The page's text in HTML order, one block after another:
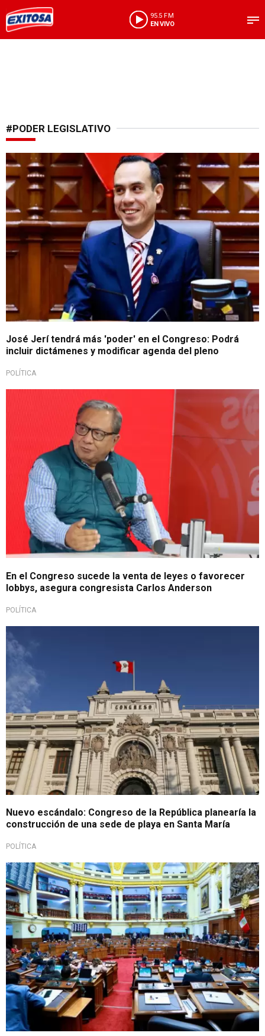
95.5 FM
EN VIVO
#PODER LEGISLATIVO
Portavoces lo aprobaron
José Jerí tendrá más 'poder' en el Congreso: Podrá
incluir dictámenes y modificar agenda del pleno
POLÍTICA
En el Congreso sucede la venta de leyes o favorecer
lobbys, asegura congresista Carlos Anderson
POLÍTICA
Nuevo escándalo: Congreso de la República planearía la
construcción de una sede de playa en Santa María
POLÍTICA
¿Injerencias legislativas del Ejecutivo?